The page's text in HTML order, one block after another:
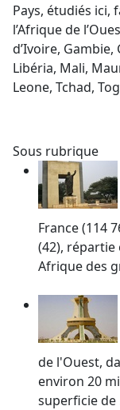
Pays, étudiés
l’Afrique de
d’Ivoire, Gambie,
Libéria, Mali,
Leone, Tchad,
Sous rubrique
France (114
(42), répartie
Afrique des
de l'Ouest,
environ 20
superficie de